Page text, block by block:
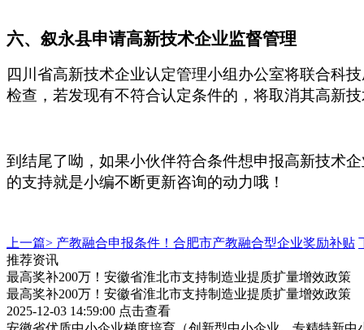
六、 叙永县申请高新技术企业监督管理
四川省高新技术企业认定管理小组办公室将联合科
检查，若发现有不符合认定条件的，将取消其高新
到结尾了呦，如果小伙伴符合条件想申报高新技术
的支持就是小编不断更新咨询的动力哦！
上一篇> 产教融合申报条件！合肥市产教融合型企业奖励补贴
推荐资讯
最高奖补200万！安徽省淮北市支持制造业提质扩量增效政策
最高奖补200万！安徽省淮北市支持制造业提质扩量增效政策
2025-12-03 14:59:00 点击查看